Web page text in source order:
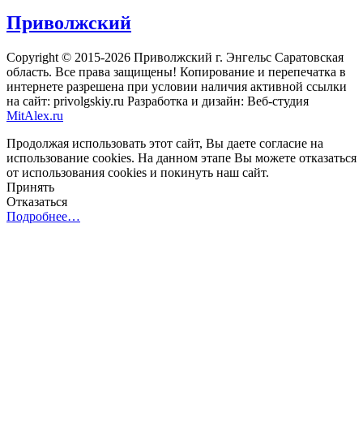
Приволжский
Copyright © 2015-2026 Приволжский г. Энгельс Саратовская
область. Все права защищены! Копирование и перепечатка в
интернете разрешена при условии наличия активной ссылки
на сайт: privolgskiy.ru Разработка и дизайн: Веб-студия
MitAlex.ru
Продолжая использовать этот сайт, Вы даете согласие на
использование cookies. На данном этапе Вы можете отказаться
от использования cookies и покинуть наш сайт.
Принять
Отказаться
Подробнее…